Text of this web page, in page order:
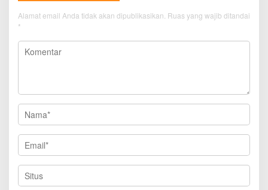
Alamat email Anda tidak akan dipublikasikan. Ruas yang wajib ditandai
*